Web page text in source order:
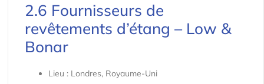
2.6 Fournisseurs de
revêtements d’étang – Low &
Bonar
Lieu : Londres, Royaume-Uni